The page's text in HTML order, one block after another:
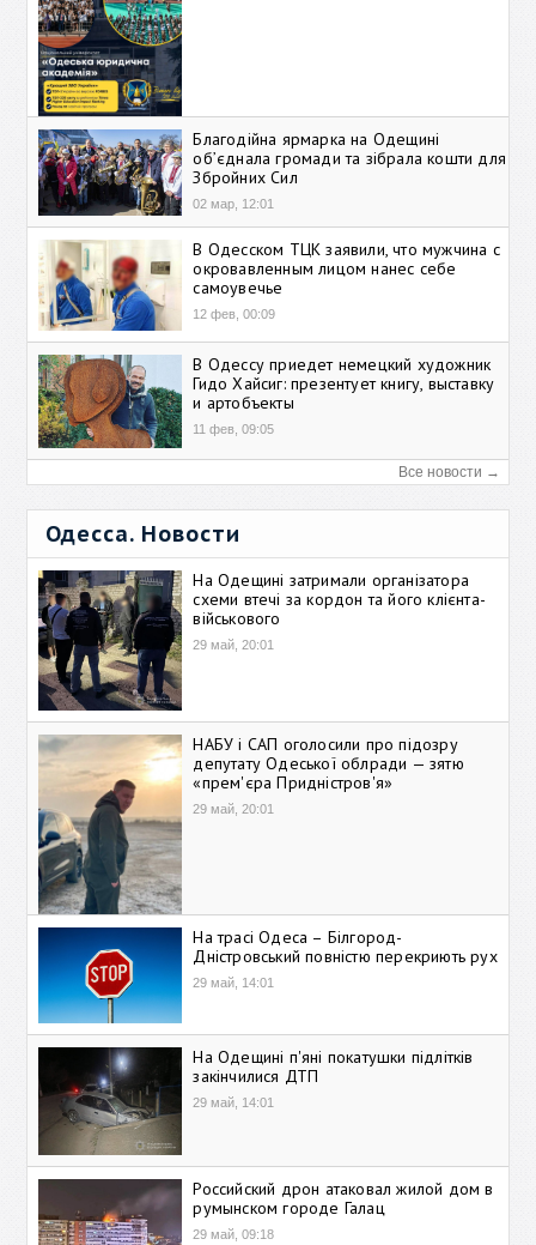
Благодійна ярмарка на Одещині
об’єднала громади та зібрала кошти для
Збройних Сил
02 мар, 12:01
В Одесском ТЦК заявили, что мужчина с
окровавленным лицом нанес себе
самоувечье
12 фев, 00:09
В Одессу приедет немецкий художник
Гидо Хайсиг: презентует книгу, выставку
и артобъекты
11 фев, 09:05
Все новости →
Одесса. Новости
На Одещині затримали організатора
схеми втечі за кордон та його клієнта-
військового
29 май, 20:01
НАБУ і САП оголосили про підозру
депутату Одеської облради — зятю
«прем'єра Придністров'я»
29 май, 20:01
На трасі Одеса – Білгород-
Дністровський повністю перекриють рух
29 май, 14:01
На Одещині п'яні покатушки підлітків
закінчилися ДТП
29 май, 14:01
Российский дрон атаковал жилой дом в
румынском городе Галац
29 май, 09:18